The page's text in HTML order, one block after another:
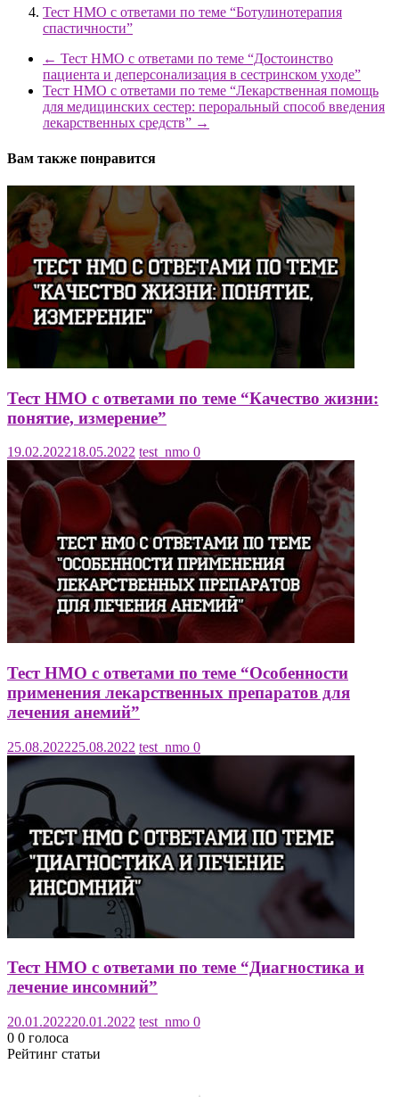
Тест НМО с ответами по теме “Ботулинотерапия
спастичности”
← Тест НМО с ответами по теме “Достоинство
пациента и деперсонализация в сестринском уходе”
Тест НМО с ответами по теме “Лекарственная помощь
для медицинских сестер: пероральный способ введения
лекарственных средств” →
Вам также понравится
Тест НМО с ответами по теме “Качество жизни:
понятие, измерение”
19.02.202218.05.2022 test_nmo 0
Тест НМО с ответами по теме “Особенности
применения лекарственных препаратов для
лечения анемий”
25.08.202225.08.2022 test_nmo 0
Тест НМО с ответами по теме “Диагностика и
лечение инсомний”
20.01.202220.01.2022 test_nmo 0
0 0 голоса
Рейтинг статьи